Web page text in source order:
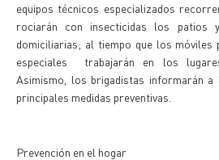
equipos técnicos especializados
rociarán con insecticidas los patios
domiciliarias; al tiempo que los móviles
especiales trabajarán en los
Asimismo, los brigadistas informarán
principales medidas preventivas.
Prevención en el hogar